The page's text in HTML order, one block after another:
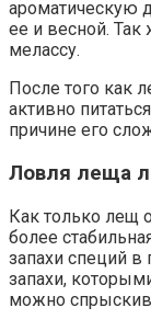
ароматическую
ее и весной. Так
мелассу.
После того как
активно
причине его
Ловля леща
Как только лещ
более
запахи специй
запахи,
можно